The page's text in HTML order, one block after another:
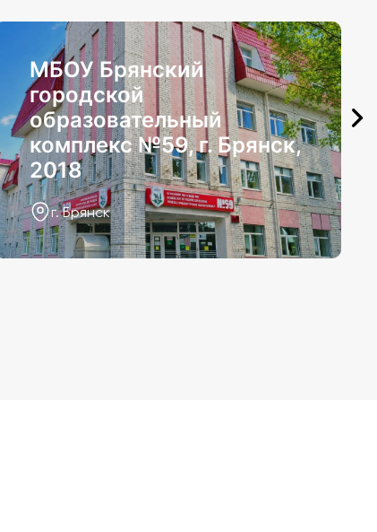
МБОУ Брянский
городской
образовательный
комплекс №59, г. Брянск,
2018
г. Брянск